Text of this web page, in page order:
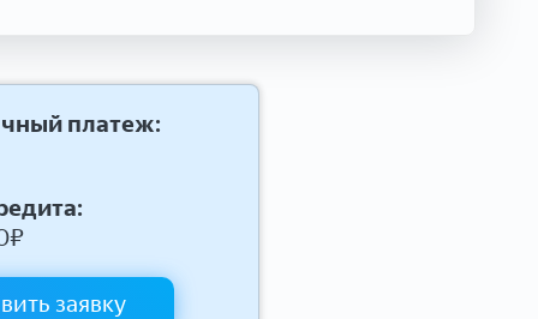
платеж:
₽
заявку